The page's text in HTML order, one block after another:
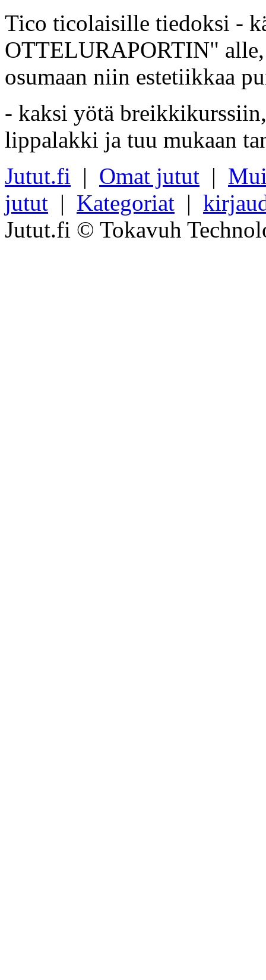
Tico ticolaisille tiedoksi -
OTTELURAPORTIN" alle,
osumaan niin estetiikkaa
- kaksi yötä
lippalakki ja tuu mukaan
Jutut.fi | Omat jutut |
jutut | Kategoriat |
Jutut.fi © Tokavuh